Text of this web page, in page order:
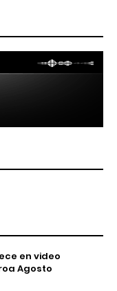
en video
Agosto